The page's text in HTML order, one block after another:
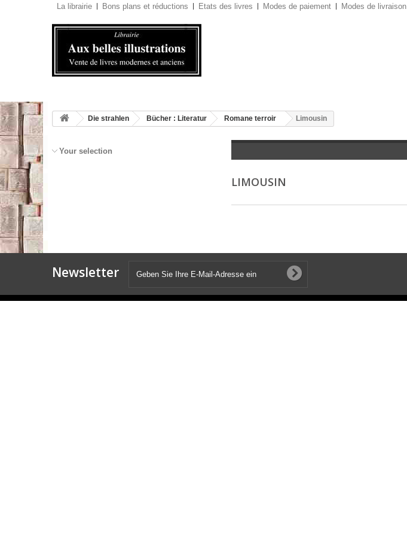
La librairie Bons plans et réductions Etats des livres Modes de paiement Modes de livraison
Die strahlen Bücher : Literatur Romane terroir Limousin
Your selection
LIMOUSIN
Newsletter